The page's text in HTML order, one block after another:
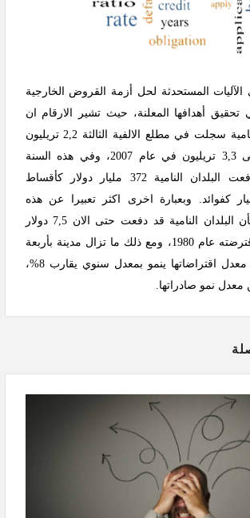
الآليات المستحدثة لحل أزمة القروض الخارجية
أهدافها المعلنة، حيث تشير الارقام ان
مديونية البلدان النامية سجلت في مطلع الالفية الثالثة 2,2 تريليون
دولار، ووصلت الى 3,3 تريليون في عام 2007، وفي هذه السنة
المذكورة فقط دفعت البلدان النامية 372 مليار دولار كأقساط
و150 مليار كفوائد. وبعبارة اخرى اكثر تعبيرا عن هذه
الحلقة المفرغة فأن البلدان النامية قد دفعت حتى الان 7,5 دولار
مقابل كل دولار اقترضته عام 1980، ومع ذلك ما تزال مدينة بأربعة
دولارات ، كما أن معدل اقتراضاتها ينمو بمعدل سنوي يقارب 8%،
نمو صادراتها.